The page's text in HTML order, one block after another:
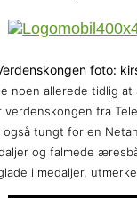
noen allerede tidlig at
verdenskongen fra
også tungt for en
og falmede
i medaljer,